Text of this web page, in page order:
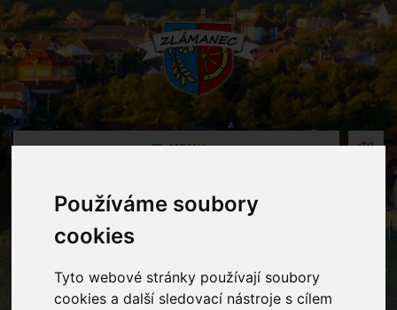
Používáme soubory
cookies
Tyto webové stránky používají soubory
cookies a další sledovací nástroje s cílem
MENU
Oznámení
Home Oznámení